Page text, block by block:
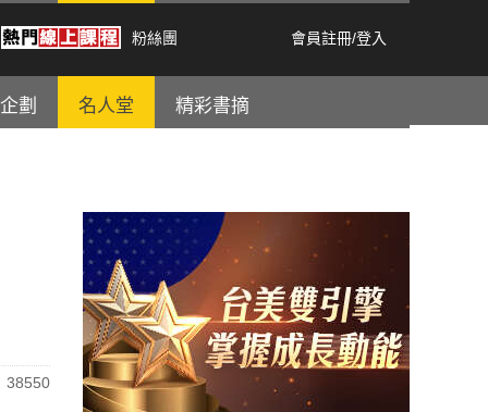
粉絲團 會員註冊/登入
劃 名人堂 精彩書摘
38550